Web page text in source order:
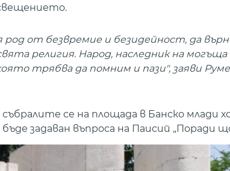
род от безвремие и безидейност, да
религия. Народ, наследник на
трябва да помним и пази", заяви
се на площада в Банско млади
бъде задаван въпроса на Паисий „Поради